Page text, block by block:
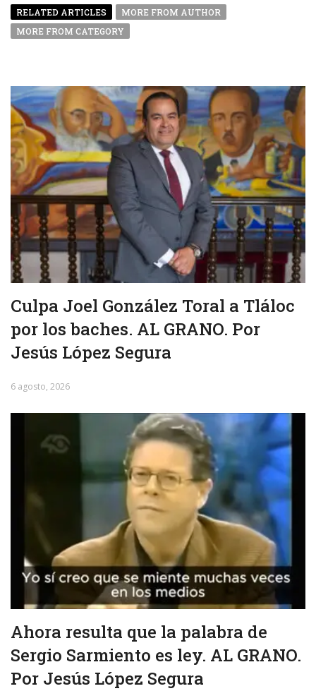
RELATED ARTICLES
MORE FROM AUTHOR
MORE FROM CATEGORY
Culpa Joel González Toral a Tláloc
por los baches. AL GRANO. Por
Jesús López Segura
6 agosto, 2026
Ahora resulta que la palabra de
Sergio Sarmiento es ley. AL GRANO.
Por Jesús López Segura